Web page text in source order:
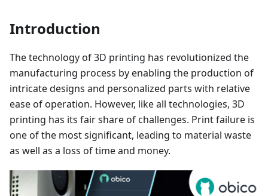
Introduction
The technology of 3D printing has revolutionized the
manufacturing process by enabling the production of
intricate designs and personalized parts with relative
ease of operation. However, like all technologies, 3D
printing has its fair share of challenges. Print failure is
one of the most significant, leading to material waste
as well as a loss of time and money.